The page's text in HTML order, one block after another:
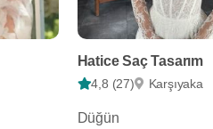
Hatice Saç Tasarım
4,8 (27) Karşıyaka
Düğün